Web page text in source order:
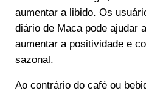
aumentar a libido. Os
diário de Maca pode ajudar
aumentar a positividade e
sazonal.
Ao contrário do café ou